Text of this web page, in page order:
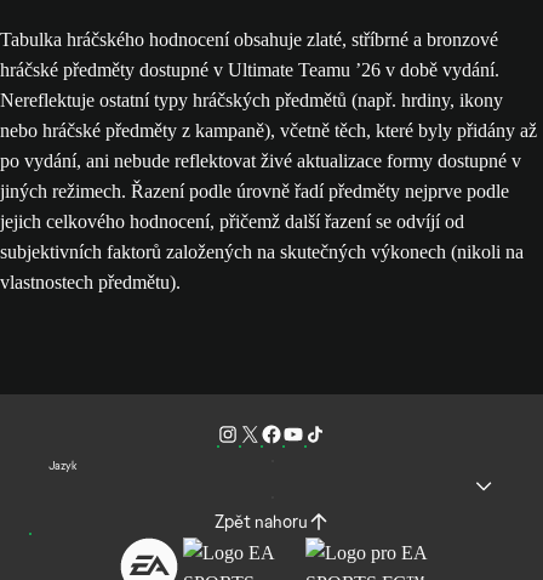
Tabulka hráčského hodnocení obsahuje zlaté, stříbrné a bronzové
hráčské předměty dostupné v Ultimate Teamu ’26 v době vydání.
Nereflektuje ostatní typy hráčských předmětů (např. hrdiny, ikony
nebo hráčské předměty z kampaně), včetně těch, které byly přidány až
po vydání, ani nebude reflektovat živé aktualizace formy dostupné v
jiných režimech. Řazení podle úrovně řadí předměty nejprve podle
jejich celkového hodnocení, přičemž další řazení se odvíjí od
subjektivních faktorů založených na skutečných výkonech (nikoli na
vlastnostech předmětu).
Jazyk
Zpět nahoru